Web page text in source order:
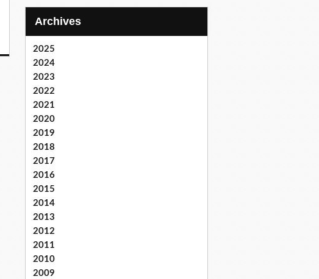
Archives
2025
2024
2023
2022
2021
2020
2019
2018
2017
2016
2015
2014
2013
2012
2011
2010
2009